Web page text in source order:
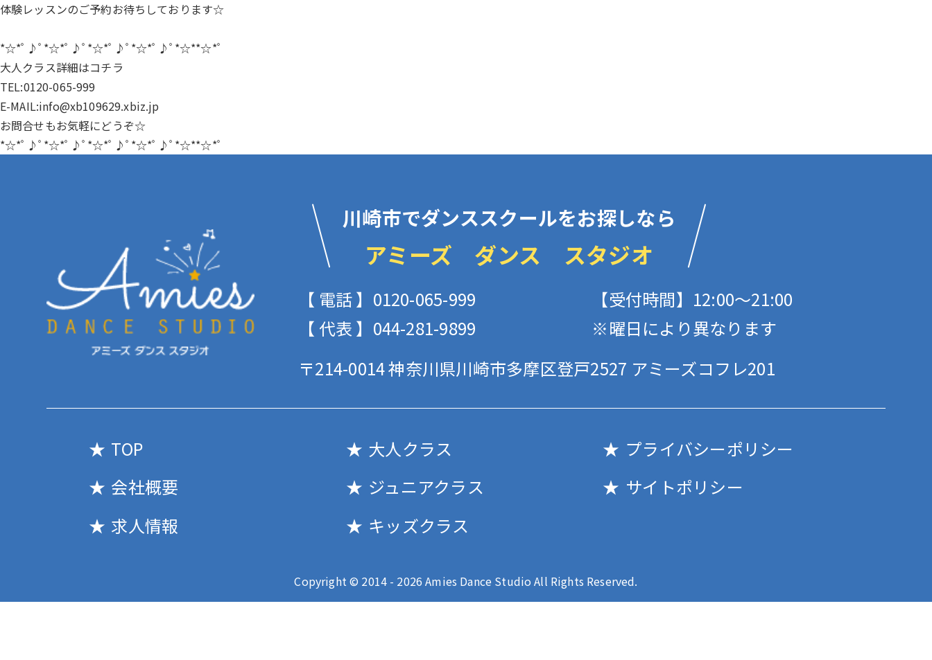
体験レッスンのご予約お待ちしております☆
*☆*ﾟ♪ﾟ*☆*ﾟ♪ﾟ*☆*ﾟ♪ﾟ*☆*ﾟ♪ﾟ*☆**☆*ﾟ
大人クラス詳細はコチラ
TEL:0120-065-999
E-MAIL:info@xb109629.xbiz.jp
お問合せもお気軽にどうぞ☆
*☆*ﾟ♪ﾟ*☆*ﾟ♪ﾟ*☆*ﾟ♪ﾟ*☆*ﾟ♪ﾟ*☆**☆*ﾟ
川崎市でダンススクールをお探しなら
アミーズ ダンス スタジオ
【 電話 】0120-065-999
【 代表 】044-281-9899
【受付時間】12:00〜21:00
※曜日により異なります
〒214-0014神奈川県川崎市多摩区登戸2527 アミーズコフレ201
TOP
会社概要
求人情報
大人クラス
ジュニアクラス
キッズクラス
プライバシーポリシー
サイトポリシー
Copyright © 2014 - 2026 Amies Dance Studio All Rights Reserved.